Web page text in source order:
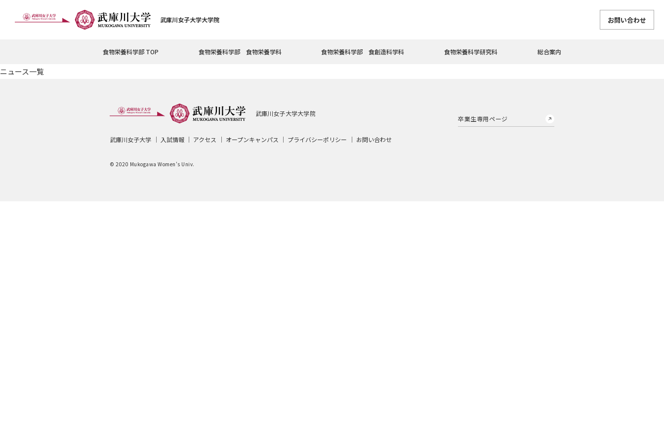
武庫川女子大学大学院 お問い合わせ
食物栄養科学部 TOP 食物栄養科学部 食物栄養学科 食物栄養科学部 食創造科学科 食物栄養科学研究科 総合案内
ニュース一覧
武庫川女子大学大学院
武庫川女子大学 入試情報 アクセス オープンキャンパス プライバシーポリシー お問い合わせ
卒業生専用ページ
© 2020 Mukogawa Women's Univ.